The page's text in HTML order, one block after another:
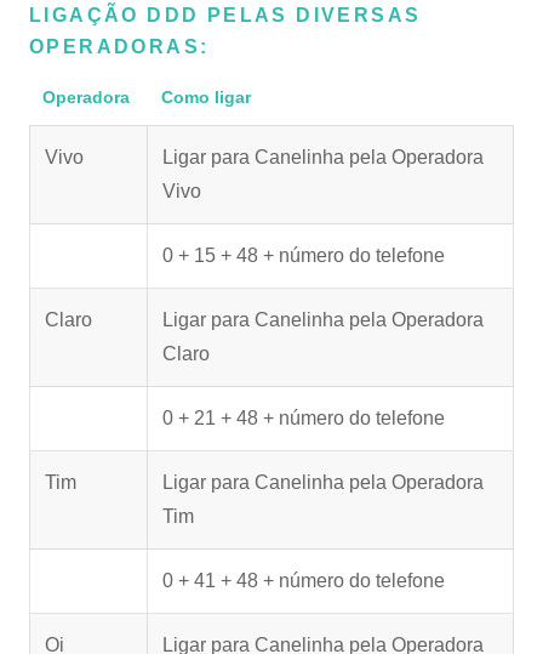
LIGAÇÃO DDD PELAS DIVERSAS
OPERADORAS:
Operadora Como ligar
Vivo
Ligar para Canelinha pela Operadora
Vivo
0 + 15 + 48 + número do telefone
Claro
Ligar para Canelinha pela Operadora
Claro
0 + 21 + 48 + número do telefone
Tim
Ligar para Canelinha pela Operadora
Tim
0 + 41 + 48 + número do telefone
Oi
Ligar para Canelinha pela Operadora